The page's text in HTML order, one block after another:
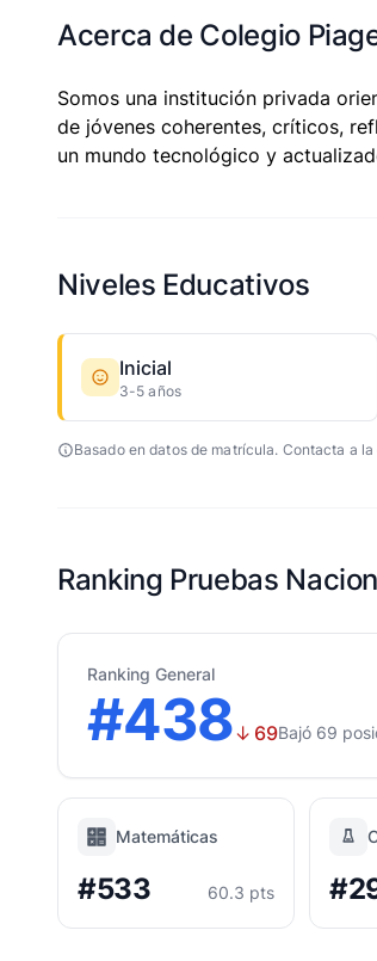
Acerca de Colegio
Somos una institución privada
de jóvenes coherentes, críticos,
un mundo tecnológico y
Niveles Educativos
Inicial
3-5 años
Basado en datos de matrícula. Contacta a
Ranking Pruebas
Ranking General
#438↓ 69Bajó 69
Matemáticas
#533 60.3 pts